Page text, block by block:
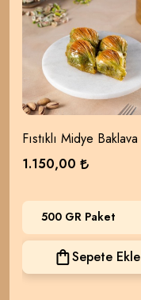
Fıstıklı Midye Baklava
1.150,00
Sepete Ekle